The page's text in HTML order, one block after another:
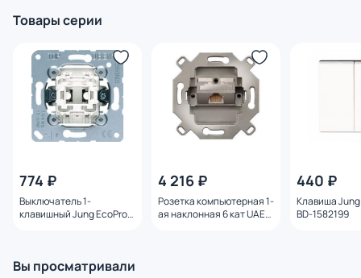
Товары серии
774 ₽
Выключатель 1-
клавишный Jung EcoProfi
4 216 ₽
Розетка компьютерная 1-
ая наклонная 6 кат UAE
440 ₽
Клавиша
BD-1582199
Вы просматривали